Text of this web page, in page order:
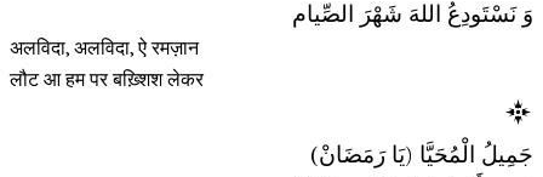
وَ نَسْتَودِعُ اللهَ شَهْرَ الصِّيام
अलविदा, अलविदा, ऐ रमज़ान
लौट आ हम पर बख़्शिश लेकर
جَمِيلُ الْمُحَيَّا (يَا رَمَضَانْ)